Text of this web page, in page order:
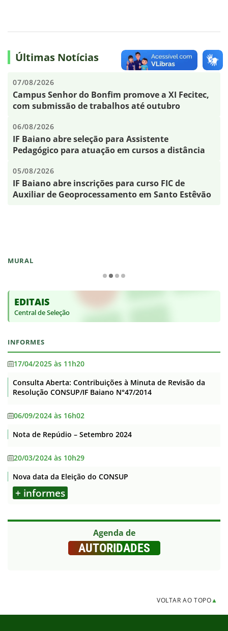
MURAL
EDITAIS
Central de Seleção
INFORMES
17/04/2025 às 11h20
Consulta Aberta: Contribuições à Minuta de Revisão da
Resolução CONSUP/IF Baiano N°47/2014
06/09/2024 às 16h02
Nota de Repúdio – Setembro 2024
20/03/2024 às 10h29
Nova data da Eleição do CONSUP
+ informes
Agenda de
AUTORIDADES
Últimas Notícias
07/08/2026
Campus Senhor do Bonfim promove a XI Fecitec,
com submissão de trabalhos até outubro
06/08/2026
IF Baiano abre seleção para Assistente
Pedagógico para atuação em cursos a distância
05/08/2026
IF Baiano abre inscrições para curso FIC de
Auxiliar de Geoprocessamento em Santo Estêvão
VOLTAR AO TOPO▲